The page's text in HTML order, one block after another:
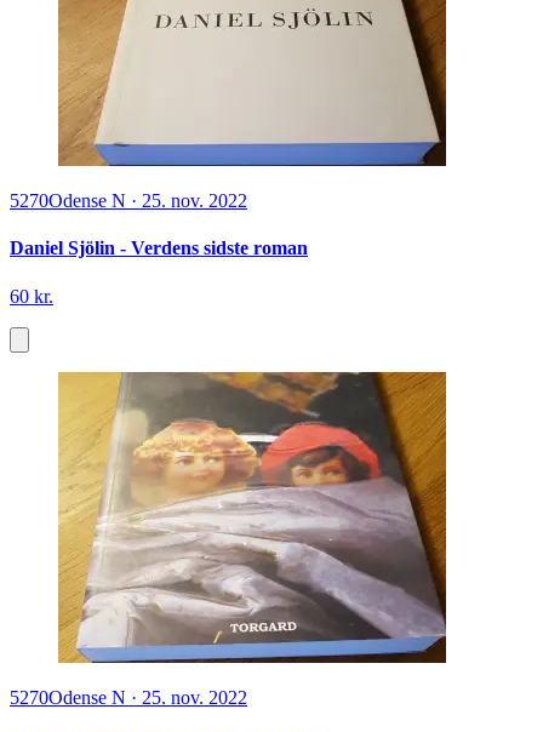
5270Odense N · 25. nov. 2022
Daniel Sjölin - Verdens sidste roman
60 kr.
5270Odense N · 25. nov. 2022